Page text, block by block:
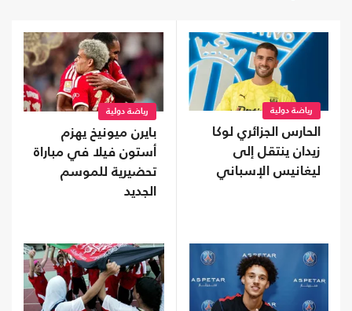
رياضة دولية
الحارس الجزائري لوكا
زيدان ينتقل إلى
ليغانيس الإسباني
رياضة دولية
بايرن ميونيخ يهزم
أستون فيلا في مباراة
تحضيرية للموسم
الجديد